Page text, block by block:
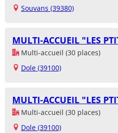
Souvans (39380)
MULTI-ACCUEIL "LES
Multi-accueil (30 places)
Dole (39100)
MULTI-ACCUEIL "LES
Multi-accueil (30 places)
Dole (39100)